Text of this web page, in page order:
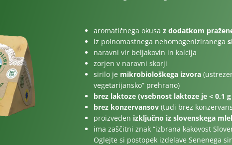
aromatičnega okusa z dodatkom
iz polnomastnega nehomogeniziranega
naravni vir beljakovin in kalcija
zorjen v naravni skorji
sirilo je mikrobiološkega izvora
vegetarijansko” prehrano)
brez laktoze (vsebnost laktoze je < 0,1
brez konzervansov (tudi brez
proizveden izključno iz slovenskega
ima zaščitni znak “izbrana kakovost
Oglejte si postopek izdelave Senenega